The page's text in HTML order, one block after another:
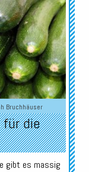
Bruchhäuser
für die
gibt es massig